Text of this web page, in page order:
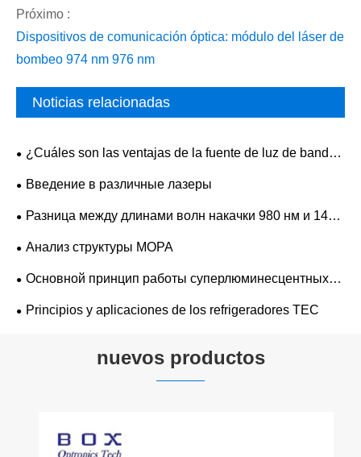
Próximo :
Dispositivos de comunicación óptica: módulo del láser de
bombeo 974 nm 976 nm
Noticias relacionadas
¿Cuáles son las ventajas de la fuente de luz de banda
ancha ASE frente a las fuentes convencionales?
Введение в различные лазеры
Разница между длинами волн накачки 980 нм и 1480
нм
Анализ структуры MOPA
Основной принцип работы суперлюминесцентных
полупроводниковых светодиодных лазеров
Principios y aplicaciones de los refrigeradores TEC
nuevos productos